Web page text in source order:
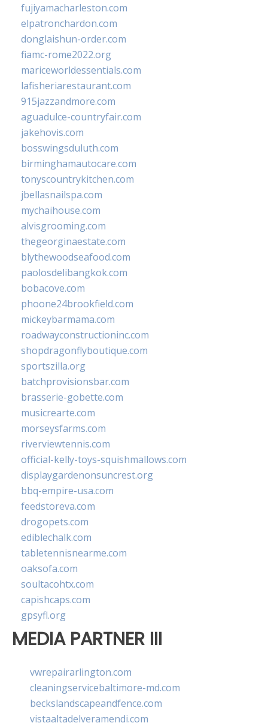
fujiyamacharleston.com
elpatronchardon.com
donglaishun-order.com
fiamc-rome2022.org
mariceworldessentials.com
lafisheriarestaurant.com
915jazzandmore.com
aguadulce-countryfair.com
jakehovis.com
bosswingsduluth.com
birminghamautocare.com
tonyscountrykitchen.com
jbellasnailspa.com
mychaihouse.com
alvisgrooming.com
thegeorginaestate.com
blythewoodseafood.com
paolosdelibangkok.com
bobacove.com
phoone24brookfield.com
mickeybarmama.com
roadwayconstructioninc.com
shopdragonflyboutique.com
sportszilla.org
batchprovisionsbar.com
brasserie-gobette.com
musicrearte.com
morseysfarms.com
riverviewtennis.com
official-kelly-toys-squishmallows.com
displaygardenonsuncrest.org
bbq-empire-usa.com
feedstoreva.com
drogopets.com
ediblechalk.com
tabletennisnearme.com
oaksofa.com
soultacohtx.com
capishcaps.com
gpsyfl.org
MEDIA PARTNER III
vwrepairarlington.com
cleaningservicebaltimore-md.com
beckslandscapeandfence.com
vistaaltadelveramendi.com